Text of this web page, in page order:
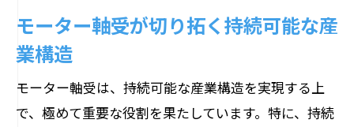
モーター軸受が切り拓く持続可能な産
業構造
モーター軸受は、持続可能な産業構造を実現する上
で、極めて重要な役割を果たしています。特に、持続